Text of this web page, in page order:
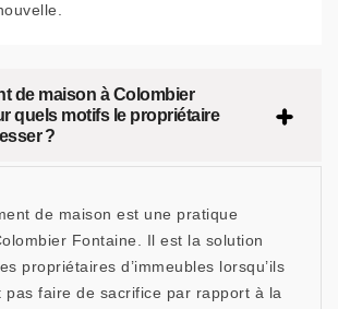
de maison à Colombier
quels motifs le propriétaire
?
de maison est une pratique
Fontaine. Il est la solution
propriétaires d’immeubles lorsqu’ils
pas faire de sacrifice par rapport à la